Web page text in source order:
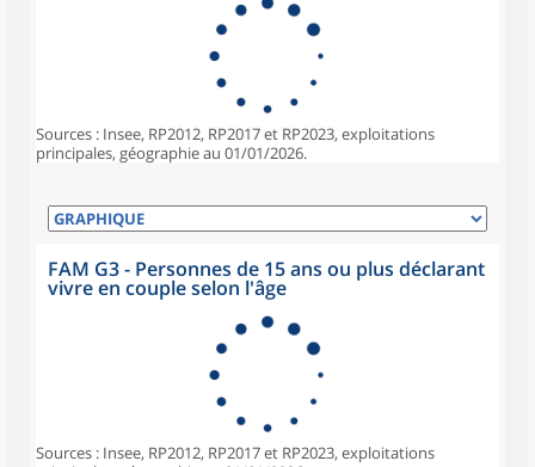
Sources : Insee, RP2012, RP2017 et RP2023, exploitations
principales, géographie au 01/01/2026.
FAM G3 - Personnes de 15 ans ou plus déclarant
vivre en couple selon l'âge
Sources : Insee, RP2012, RP2017 et RP2023, exploitations